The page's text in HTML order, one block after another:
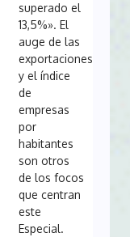
superado el
13,5%». El
auge de las
exportaciones
y el índice
de
empresas
por
habitantes
son otros
de los focos
que centran
este
Especial.